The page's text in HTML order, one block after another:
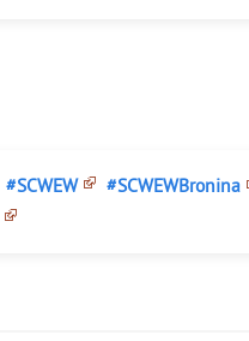
#SCWEW
#SCWEWBronina